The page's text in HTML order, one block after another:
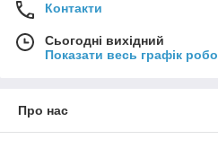
Контакти
Сьогодні вихідний
Показати весь графік
Про нас